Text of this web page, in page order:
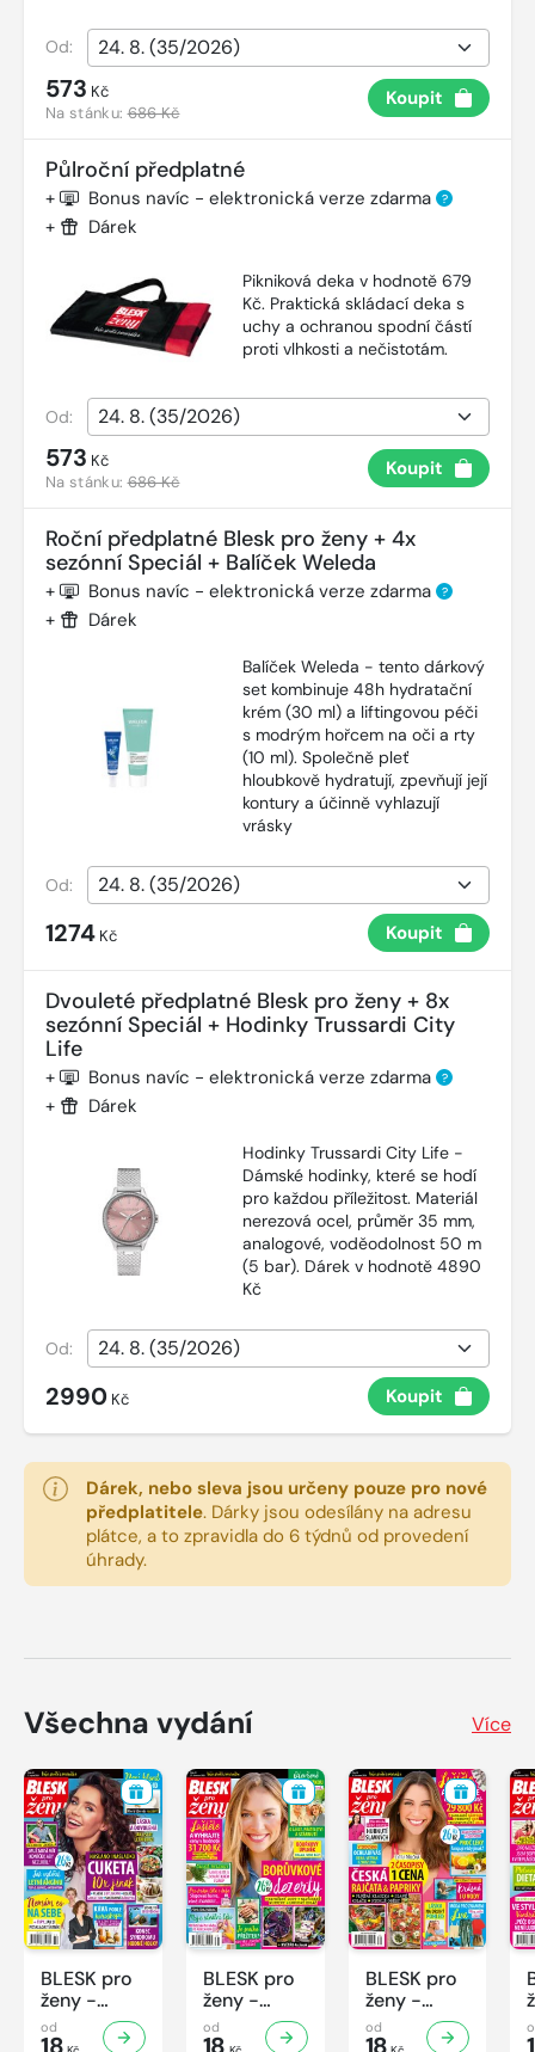
Od:
573 Kč
Na stánku:686 Kč
Koupit
Půlroční předplatné
+ Bonus navíc - elektronická verze zdarma ?
+ Dárek
Pikniková deka v hodnotě 679
Kč. Praktická skládací deka s
uchy a ochranou spodní částí
proti vlhkosti a nečistotám.
Od:
573 Kč
Na stánku:686 Kč
Koupit
Roční předplatné Blesk pro ženy + 4x
sezónní Speciál + Balíček Weleda
+ Bonus navíc - elektronická verze zdarma ?
+ Dárek
Balíček Weleda - tento dárkový
set kombinuje 48h hydratační
krém (30 ml) a liftingovou péči
s modrým hořcem na oči a rty
(10 ml). Společně pleť
hloubkově hydratují, zpevňují její
kontury a účinně vyhlazují
vrásky
Od:
1274 Kč Koupit
Dvouleté předplatné Blesk pro ženy + 8x
sezónní Speciál + Hodinky Trussardi City
Life
+ Bonus navíc - elektronická verze zdarma ?
+ Dárek
Hodinky Trussardi City Life -
Dámské hodinky, které se hodí
pro každou příležitost. Materiál
nerezová ocel, průměr 35 mm,
analogové, voděodolnost 50 m
(5 bar). Dárek v hodnotě 4890
Kč
Od:
2990 Kč Koupit
Dárek, nebo sleva jsou určeny pouze pro nové
předplatitele. Dárky jsou odesílány na adresu
plátce, a to zpravidla do 6 týdnů od provedení
úhrady.
Všechna vydání Více
BLESK pro
ženy -
32/2026
od
18
BLESK pro
ženy -
31/2026
od
18
BLESK pro
ženy -
30/2026
od
18